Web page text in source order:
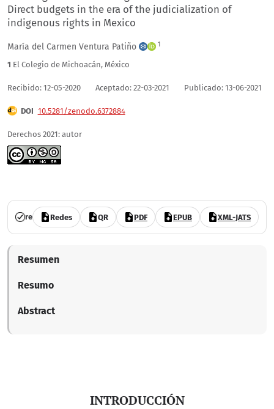
Direct budgets in the era of the judicialization of
indigenous rights in Mexico
María del Carmen Ventura Patiño 1
1 El Colegio de Michoacán, México
Recibido: 12-05-2020 Aceptado: 22-03-2021 Publicado: 13-06-2021
DOI 10.5281/zenodo.6372884
Derechos 2021: autor
Vol. 9 Núm. 17 (2021): (publicación continua: enero-junio)
revisado por pares acceso abierto
Redes QR PDF EPUB XML-JATS
Resumen
Resumo
Abstract
INTRODUCCIÓN